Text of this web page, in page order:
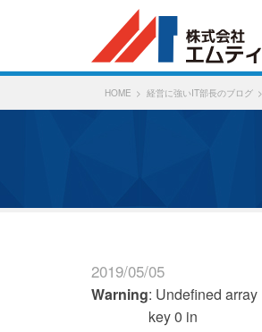
HOME 経営に強いIT部長のブログ
2019/05/05
Warning: Undefined array
key 0 in